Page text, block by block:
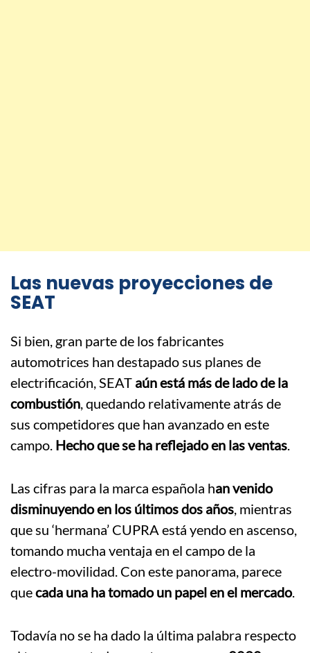
Las nuevas proyecciones de
SEAT
Si bien, gran parte de los fabricantes
automotrices han destapado sus planes de
electrificación, SEAT aún está más de lado de la
combustión, quedando relativamente atrás de
sus competidores que han avanzado en este
campo. Hecho que se ha reflejado en las ventas.
Las cifras para la marca española han venido
disminuyendo en los últimos dos años, mientras
que su ‘hermana’ CUPRA está yendo en ascenso,
tomando mucha ventaja en el campo de la
electro-movilidad. Con este panorama, parece
quecada una ha tomado un papel en el mercado.
Todavía no se ha dado la última palabra respecto